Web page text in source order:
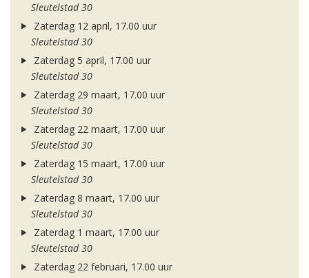
Sleutelstad 30
Zaterdag 12 april, 17.00 uur
Sleutelstad 30
Zaterdag 5 april, 17.00 uur
Sleutelstad 30
Zaterdag 29 maart, 17.00 uur
Sleutelstad 30
Zaterdag 22 maart, 17.00 uur
Sleutelstad 30
Zaterdag 15 maart, 17.00 uur
Sleutelstad 30
Zaterdag 8 maart, 17.00 uur
Sleutelstad 30
Zaterdag 1 maart, 17.00 uur
Sleutelstad 30
Zaterdag 22 februari, 17.00 uur